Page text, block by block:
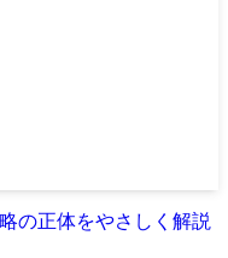
正体をやさしく解説